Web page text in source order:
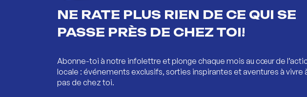
NE RATE PLUS RIEN DE CE QUI SE
PASSE PRÈS DE CHEZ TOI!
Abonne-toi à notre infolettre et plonge chaque mois au cœur de
locale : événements exclusifs, sorties inspirantes et aventures à vivre
pas de chez toi.